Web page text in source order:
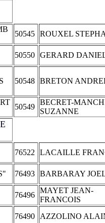
50545 ROUXEL
50550 GERARD
50548 BRETON
50549
BECRET-
SUZANNE
76522 LACAILLE
76493 BARBARAY
76496
MAYET JEAN-
FRANCOIS
76490
AZZOLINO